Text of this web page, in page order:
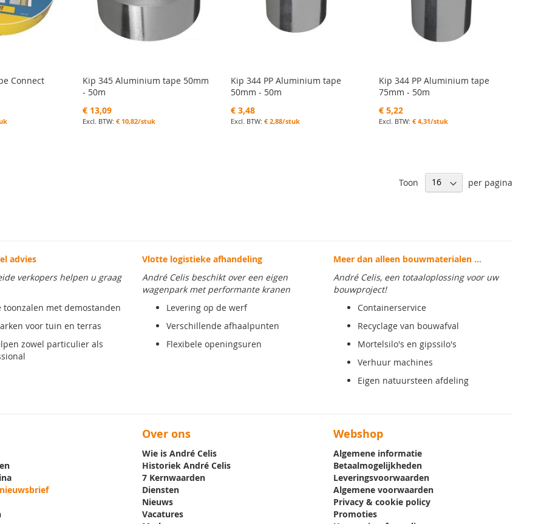
Connect
Kip 345 Aluminium tape 50mm
- 50m
€ 13,09
€ 10,82/stuk
Kip 344 PP Aluminium tape
50mm - 50m
€ 3,48
€ 2,88/stuk
Kip 344 PP Aluminium tape
75mm - 50m
€ 5,22
€ 4,31/stuk
Toon per pagina
advies
verkopers helpen u graag
toonzalen met demostanden
voor tuin en terras
zowel particulier als
Vlotte logistieke afhandeling
André Celis beschikt over een eigen
wagenpark met performante kranen
Levering op de werf
Verschillende afhaalpunten
Flexibele openingsuren
Meer dan alleen bouwmaterialen ...
André Celis, een totaaloplossing voor uw
bouwproject!
Containerservice
Recyclage van bouwafval
Mortelsilo's en gipssilo's
Verhuur machines
Eigen natuursteen afdeling
Over ons
Wie is André Celis
Historiek André Celis
7 Kernwaarden
Diensten
Nieuws
Vacatures
Webshop
Algemene informatie
Betaalmogelijkheden
Leveringsvoorwaarden
Algemene voorwaarden
Privacy & cookie policy
Promoties